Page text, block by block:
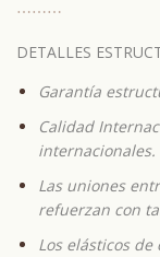
⋯⋯⋯
DETALLES
Garantía
Calidad
internacionales.
Las uniones
refuerzan con
Los elásticos